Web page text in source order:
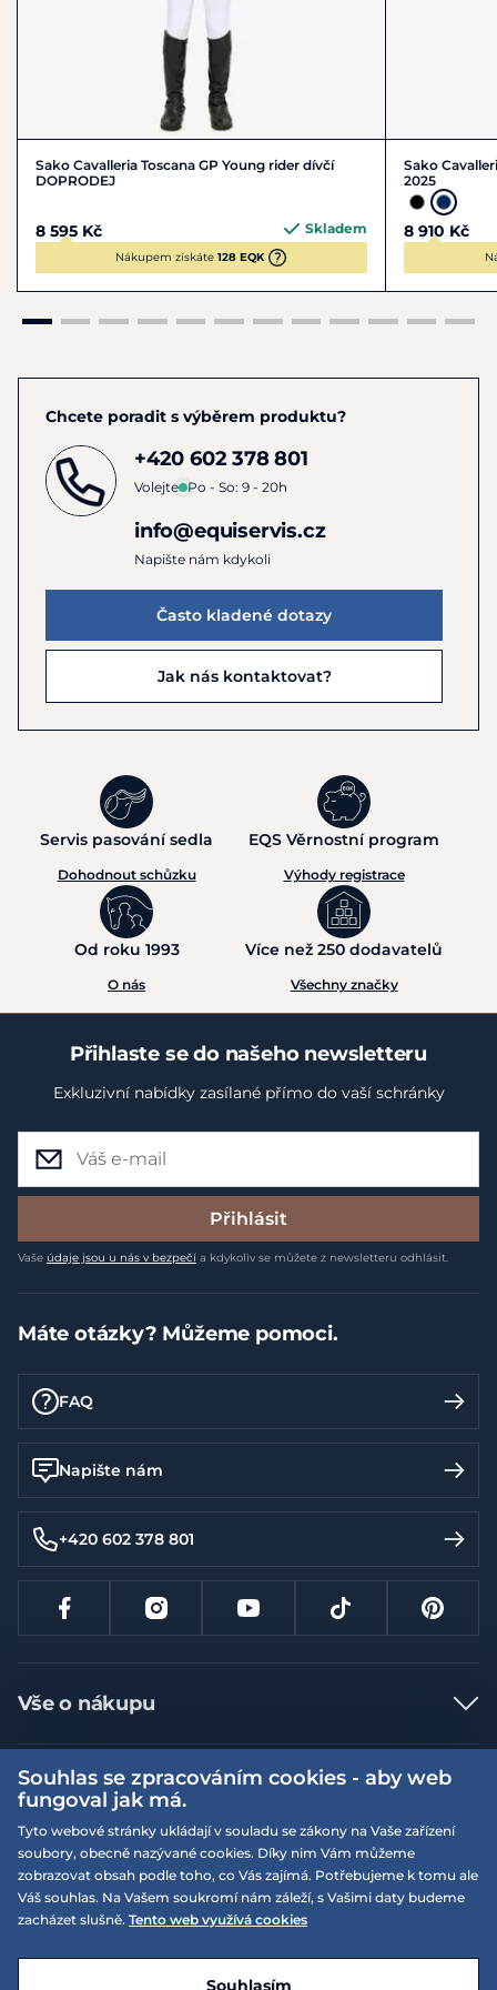
Sako Cavalleria Toscana GP Young rider dívčí
DOPRODEJ
8 595 Kč Skladem
Nákupem získáte128 EQK
Sako
2025
8 910 Kč
Chcete poradit s výběrem produktu?
+420 602 378 801
Volejte Po - So: 9 - 20h
info@equiservis.cz
Napište nám kdykoli
Často kladené dotazy
Jak nás kontaktovat?
Servis pasování sedla
Dohodnout schůzku
EQS Věrnostní program
Výhody registrace
Od roku 1993
O nás
Více než 250 dodavatelů
Všechny značky
Přihlaste se do našeho newsletteru
Exkluzivní nabídky zasílané přímo do vaší schránky
Přihlásit
Vaše údaje jsou u nás v bezpečí a kdykoliv se můžete z newsletteru odhlásit.
Máte otázky? Můžeme pomoci.
FAQ
Napište nám
+420 602 378 801
Vše o nákupu
Jak nakupovat
Nejčastější dotazy
Doprava a platba
Vrácení a výměna zboží
Reklamace
Velikostní tabulky
Více informací
Obchodní podmínky
Podmínky EQS věrnostního klubu
On-line katalogy
Naše prodejny
EQS Rudná
E-shop vytvořila a technicky zajišťujeSIMPLIA.cz
Souhlas se zpracováním cookies - aby web
fungoval jak má.
Tyto webové stránky ukládají v souladu se zákony na Vaše zařízení
soubory, obecně nazývané cookies. Díky nim Vám můžeme
zobrazovat obsah podle toho, co Vás zajímá. Potřebujeme k tomu ale
Váš souhlas. Na Vašem soukromí nám záleží, s Vašimi daty budeme
zacházet slušně. Tento web využívá cookies
Souhlasím